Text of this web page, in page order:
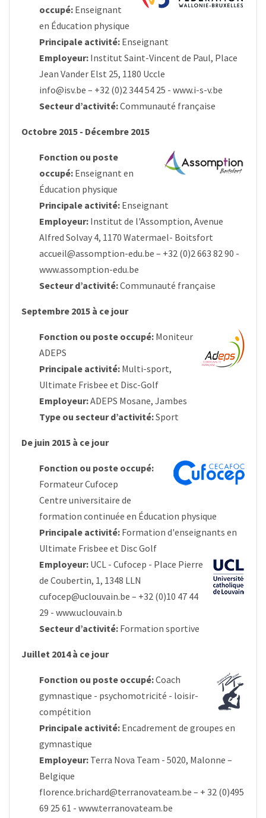
occupé: Enseignant
en Éducation physique
Principale activité: Enseignant
Employeur: Institut Saint-Vincent de Paul, Place
Jean Vander Elst 25, 1180 Uccle
info@isv.be – +32 (0)2 344 54 25 - www.i-s-v.be
Secteur d’activité:Communauté française
Octobre 2015 - Décembre 2015
Fonction ou poste
occupé: Enseignant en
Éducation physique
Principale activité: Enseignant
Employeur: Institut de l'Assomption, Avenue
Alfred Solvay 4, 1170 Watermael- Boitsfort
accueil@assomption-edu.be – +32 (0)2 663 82 90 -
www.assomption-edu.be
Secteur d’activité:Communauté française
Septembre 2015 à ce jour
Fonction ou poste occupé: Moniteur
ADEPS
Principale activité: Multi-sport,
Ultimate Frisbee et Disc-Golf
Employeur:ADEPS Mosane, Jambes
Type ou secteur d’activité:Sport
De juin 2015 à ce jour
Fonction ou poste occupé:
Formateur Cufocep
Centre universitaire de
formation continuée en Éducation physique
Principale activité: Formation d'enseignants en
Ultimate Frisbee et Disc Golf
Employeur: UCL - Cufocep - Place Pierre
de Coubertin, 1, 1348 LLN
cufocep@uclouvain.be – +32 (0)10 47 44
29 - www.uclouvain.b
Secteur d’activité: Formation sportive
Juillet 2014 à ce jour
Fonction ou poste occupé:Coach
gymnastique - psychomotricité - loisir-
compétition
Principale activité: Encadrement de groupes en
gymnastique
Employeur: Terra Nova Team - 5020, Malonne –
Belgique
florence.brichard@terranovateam.be – + 32 (0)495
69 25 61 - www.terranovateam.be